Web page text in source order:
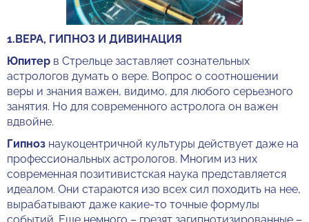
1.ВЕРА, ГИПНОЗ И ДИВИНАЦИЯ
Юпитер в Стрельце заставляет сознательных
астрологов думать о вере. Вопрос о соотношении
веры и знания важен, видимо, для любого серьезного
занятия. Но для современного астролога он важен
вдвойне.
Гипноз наукоцентричной культуры действует даже на
профессиональных астрологов. Многим из них
современная позитивистская наука представляется
идеалом. Они стараются изо всех сил походить на нее,
вырабатывают даже какие-то точные формулы